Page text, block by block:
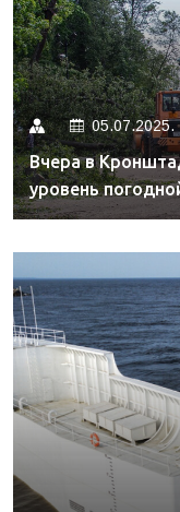
05.07.2025.
Вчера в
уровень